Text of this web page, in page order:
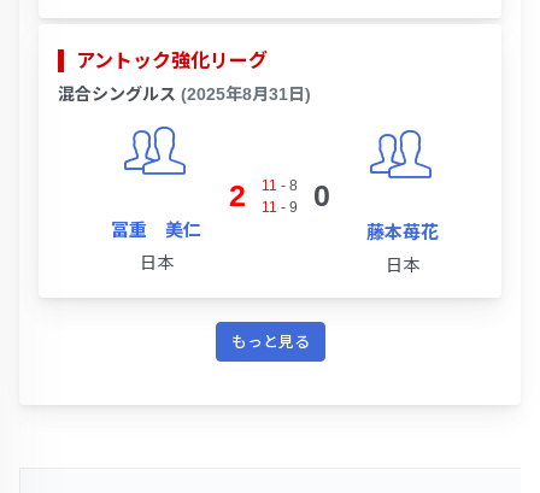
アントック強化リーグ
混合シングルス (2025年8月31日)
冨重 美仁
日本
2 11 - 8
11 - 9 0
藤本苺花
日本
もっと見る